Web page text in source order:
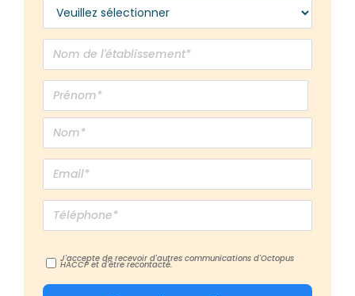
J'accepte de recevoir d'autres communications d'Octopus
HACCP et d'être recontacté.